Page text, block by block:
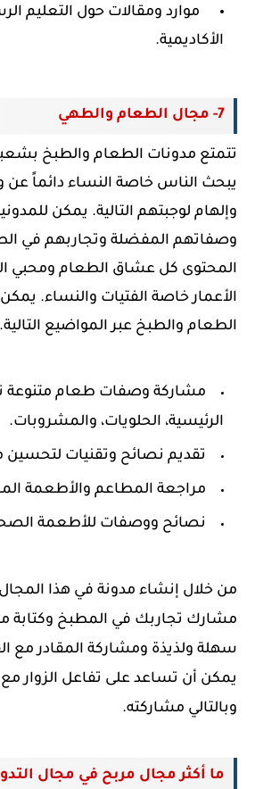
موارد ومقالات حول التعليم
الأكاديمية.
7- مجال الطعام والطهي
تتمتع مدونات الطعام والطبخ
يبحث الناس خاصة النساء دائماً عن
وإلهام لوجبتهم التالية. يمكن
وصفاتهم المفضلة وتجاربهم في
المحتوى كل عشاق الطعام ومحبي
الأعمار خاصة الفتيات والنساء.
الطعام والطبخ عبر المواضيع التالية.
مشاركة وصفات طعام متنوعة
الرئيسية، الحلويات، والمشروبات.
تقديم نصائح وتقنيات
مراجعة المطاعم والأطعمة
نصائح ووصفات للأطعمة
من خلال إنشاء مدونة في هذا
مشارك تجاربك في المطبخ وكتابة
سهلة ولذيذة ومشاركة المقادر مع
يمكن أن تساعد على تفاعل الزوار
وبالتالي مشاركته.
ما أكثر مجال مربح في مجال